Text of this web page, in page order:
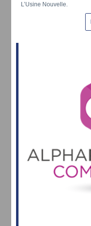
L’Usine Nouvelle.